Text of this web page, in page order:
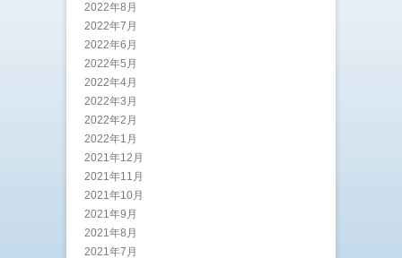
2022年8月
2022年7月
2022年6月
2022年5月
2022年4月
2022年3月
2022年2月
2022年1月
2021年12月
2021年11月
2021年10月
2021年9月
2021年8月
2021年7月